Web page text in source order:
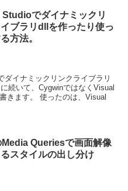
でダイナミックリ
ブラリdllを作ったり使っ
方法。
ダイナミックリンクライブラリ
続いて、CygwinではなくVisual
きます。 使ったのは、Visual
Queriesで画面解像
スタイルの出し分け